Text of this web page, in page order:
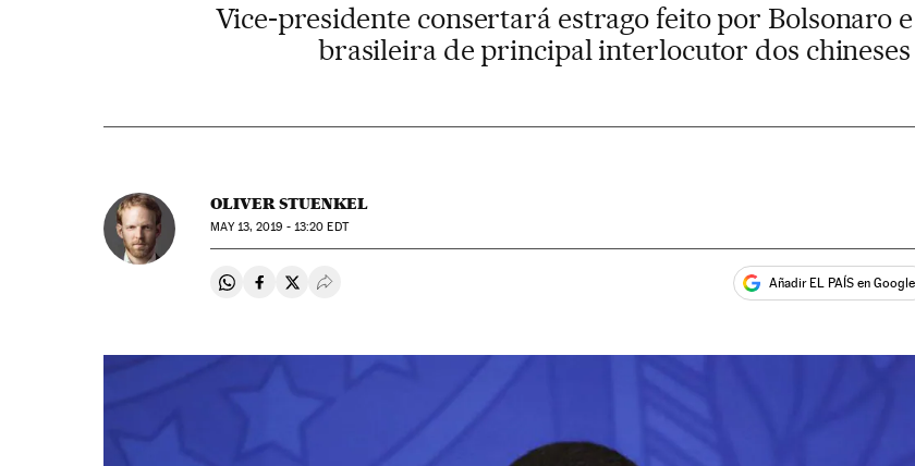
Vice-presidente consertará estrago feito por Bolsonaro
brasileira de principal interlocutor dos
OLIVER STUENKEL
MAY13, 2019 - 13:20 EDT
Compartir en Whatsapp
Compartir en Facebook
Compartir en Twitter
Desplegar Redes Sociales Añadir EL PAÍS en Google